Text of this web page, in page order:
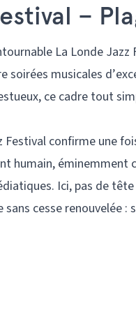
–
La Londe
soirées musicales
ce cadre tout
Festival confirme une
humain,
Ici, pas de
cesse renouvelée